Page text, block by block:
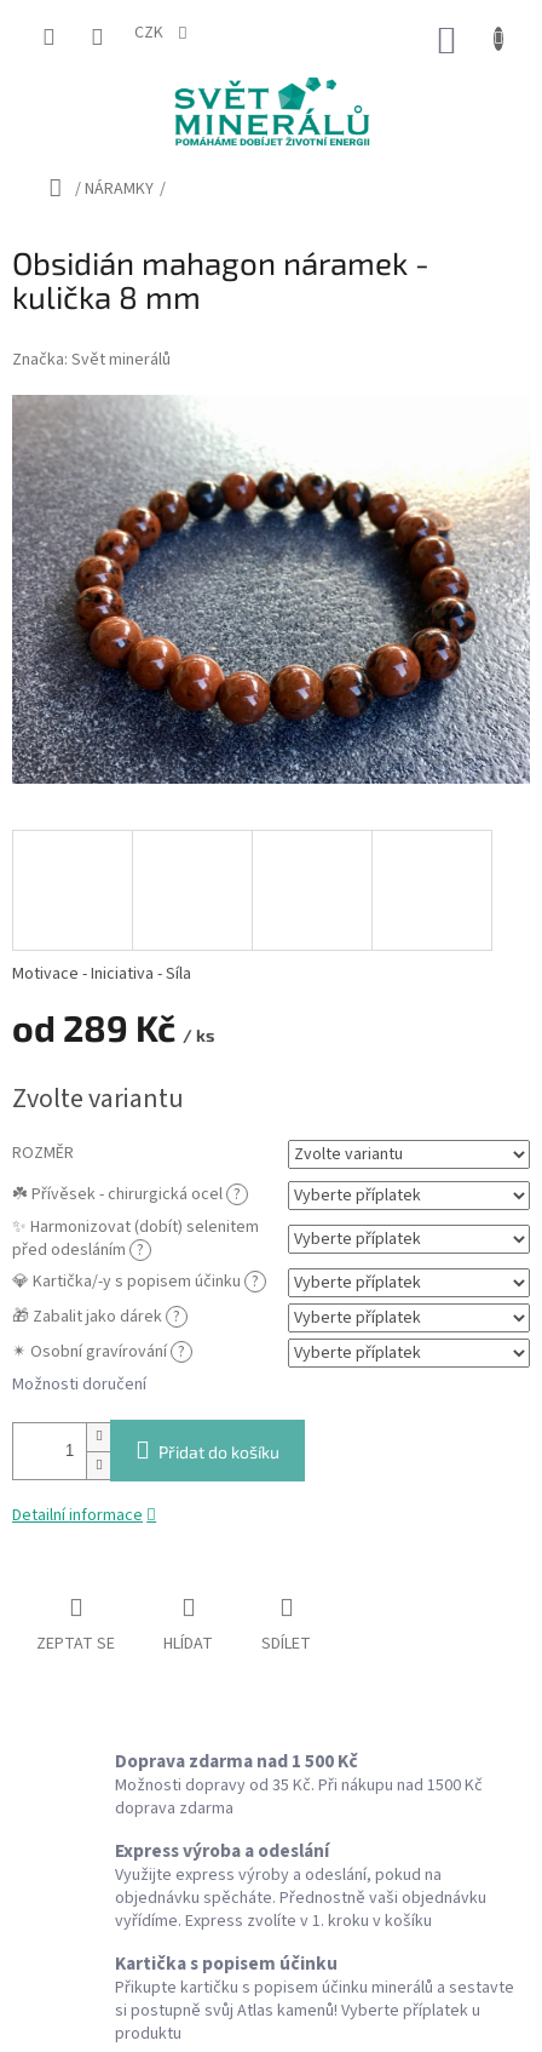
CZK
Domů
/NÁRAMKY /
Obsidián mahagon náramek -
kulička 8 mm
Značka: Svět minerálů
od 289 Kč / ks
cena:
Zvolte variantu
ROZMĚR
☘️ Přívěsek - chirurgická ocel ?
✨ Harmonizovat (dobít) selenitem
před odesláním ?
💎 Kartička/-y s popisem účinku ?
🎁 Zabalit jako dárek ?
✴ Osobní gravírování ?
Možnosti doručení
Přidat do košíku
Motivace - Iniciativa - Síla
Detailní informace
ZEPTAT SE HLÍDAT SDÍLET
Doprava zdarma nad 1 500 Kč
Možnosti dopravy od 35 Kč. Při nákupu nad 1500 Kč
doprava zdarma
Express výroba a odeslání
Využijte express výroby a odeslání, pokud na
objednávku spěcháte. Přednostně vaši objednávku
vyřídíme. Express zvolíte v 1. kroku v košíku
Kartička s popisem účinku
Přikupte kartičku s popisem účinku minerálů a sestavte
si postupně svůj Atlas kamenů! Vyberte příplatek u
produktu